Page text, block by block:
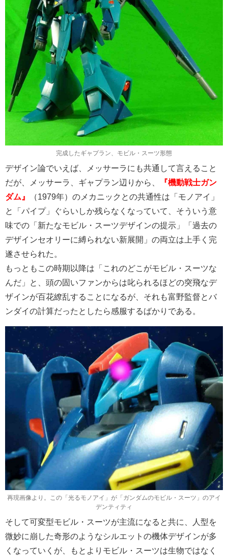
完成したギャプラン、モビル・スーツ形態
デザイン論でいえば、メッサーラにも共通して言えること
だが、メッサーラ、ギャプラン辺りから、
『機動戦士ガン
ダム』
（1979年）のメカニックとの共通性は「モノアイ」
と「パイプ」ぐらいしか残らなくなっていて、そういう意
味での「新たなモビル・スーツデザインの提示」「過去の
デザインセオリーに縛られない新展開」の両立は上手く完
遂させられた。
もっともこの時期以降は「これのどこがモビル・スーツな
んだ」と、頭の固いファンからは叱られるほどの突飛なデ
ザインが百花繚乱することになるが、それも富野監督とバ
ンダイの計算だったとしたら感服するばかりである。
再現画像より。この「光るモノアイ」が「ガンダムのモビル・スーツ」のアイ
デンティティ
そして可変型モビル・スーツが主流になると共に、人型を
微妙に崩した奇形のようなシルエットの機体デザインが多
くなっていくが、もとよりモビル・スーツは生物ではなく